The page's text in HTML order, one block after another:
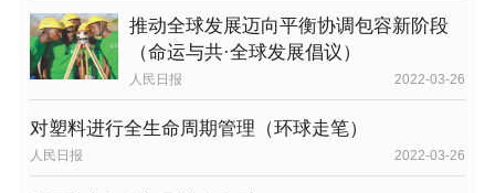
推动全球发展迈向平衡协调包容新阶段
（命运与共·全球发展倡议）
人民日报 2022-03-26
对塑料进行全生命周期管理（环球走笔）
人民日报 2022-03-26